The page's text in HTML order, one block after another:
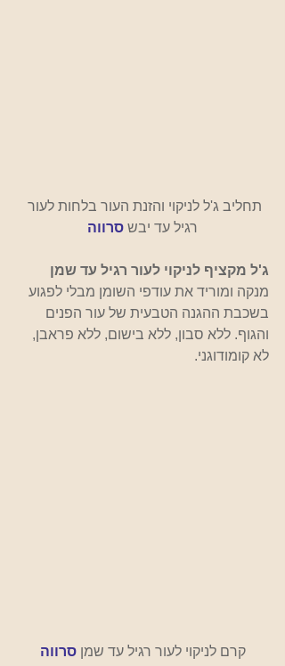
תחליב ג'ל לניקוי והזנת העור בלחות לעור
רגיל עד יבש סרווה
ג'ל מקציף לניקוי לעור רגיל עד שמן
מנקה ומוריד את עודפי השומן מבלי לפגוע
בשכבת ההגנה הטבעית של עור הפנים
והגוף. ללא סבון, ללא בישום, ללא פראבן,
לא קומודוגני.
קרם לניקוי לעור רגיל עד שמן סרווה